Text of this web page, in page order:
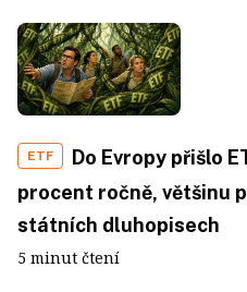
ETF
Do Evropy přišlo
procent ročně, většinu
státních dluhopisech
5 minut čtení